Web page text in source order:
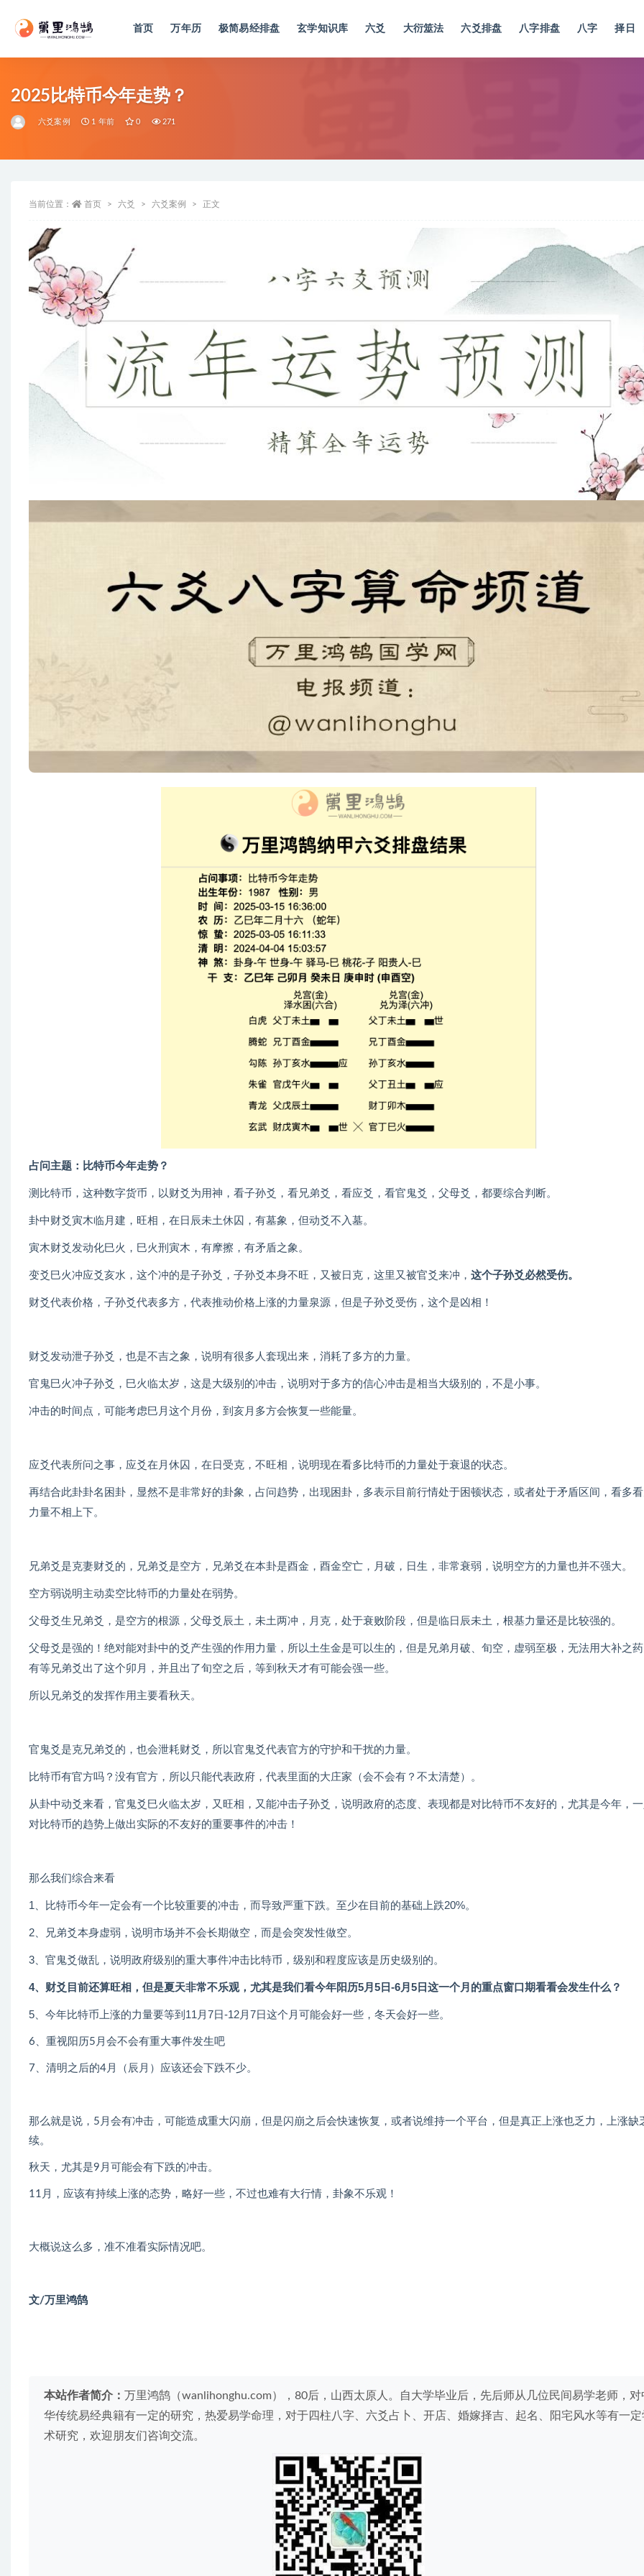
首页 万年历 极简易经排盘 玄学知识库 六爻 大衍筮法 六爻排盘 八字排盘 八字 择日
2025比特币今年走势？
六爻案例 1 年前 0 271
当前位置： 首页 六爻 六爻案例 正文
占问主题：比特币今年走势？
测比特币，这种数字货币，以财爻为用神，看子孙爻，看兄弟爻，看应爻，看官鬼爻，父母爻，都要综合判断。
卦中财爻寅木临月建，旺相，在日辰未土休囚，有墓象，但动爻不入墓。
寅木财爻发动化巳火，巳火刑寅木，有摩擦，有矛盾之象。
变爻巳火冲应爻亥水，这个冲的是子孙爻，子孙爻本身不旺，又被日克，这里又被官爻来冲， 这个子孙爻必然受伤。
财爻代表价格，子孙爻代表多方，代表推动价格上涨的力量泉源，但是子孙爻受伤，这个是凶相！
财爻发动泄子孙爻，也是不吉之象，说明有很多人套现出来，消耗了多方的力量。
官鬼巳火冲子孙爻，巳火临太岁，这是大级别的冲击，说明对于多方的信心冲击是相当大级别的，不是小事。
冲击的时间点，可能考虑巳月这个月份，到亥月多方会恢复一些能量。
应爻代表所问之事，应爻在月休囚，在日受克，不旺相，说明现在看多比特币的力量处于衰退的状态。
再结合此卦卦名困卦，显然不是非常好的卦象，占问趋势，出现困卦，多表示目前行情处于困顿状态，或者处于矛盾区间，看多
力量不相上下。
兄弟爻是克妻财爻的，兄弟爻是空方，兄弟爻在本卦是酉金，酉金空亡，月破，日生，非常衰弱，说明空方的力量也并不强大。
空方弱说明主动卖空比特币的力量处在弱势。
父母爻生兄弟爻，是空方的根源，父母爻辰土，未土两冲，月克，处于衰败阶段，但是临日辰未土，根基力量还是比较强的。
父母爻是强的！绝对能对卦中的爻产生强的作用力量，所以土生金是可以生的，但是兄弟月破、旬空，虚弱至极，无法用大补之
有等兄弟爻出了这个卯月，并且出了旬空之后，等到秋天才有可能会强一些。
所以兄弟爻的发挥作用主要看秋天。
官鬼爻是克兄弟爻的，也会泄耗财爻，所以官鬼爻代表官方的守护和干扰的力量。
比特币有官方吗？没有官方，所以只能代表政府，代表里面的大庄家（会不会有？不太清楚）。
从卦中动爻来看，官鬼爻巳火临太岁，又旺相，又能冲击子孙爻，说明政府的态度、表现都是对比特币不友好的，尤其是今年，
对比特币的趋势上做出实际的不友好的重要事件的冲击！
那么我们综合来看
1、比特币今年一定会有一个比较重要的冲击，而导致严重下跌。至少在目前的基础上跌20%。
2、兄弟爻本身虚弱，说明市场并不会长期做空，而是会突发性做空。
3、官鬼爻做乱，说明政府级别的重大事件冲击比特币，级别和程度应该是历史级别的。
4、财爻目前还算旺相，但是夏天非常不乐观，尤其是我们看今年阳历5月5日-6月5日这一个月的重点窗口期看看会发生什么？
5、今年比特币上涨的力量要等到11月7日-12月7日这个月可能会好一些，冬天会好一些。
6、重视阳历5月会不会有重大事件发生吧
7、清明之后的4月（辰月）应该还会下跌不少。
那么就是说，5月会有冲击，可能造成重大闪崩，但是闪崩之后会快速恢复，或者说维持一个平台，但是真正上涨也乏力，上涨缺
续。
秋天，尤其是9月可能会有下跌的冲击。
11月，应该有持续上涨的态势，略好一些，不过也难有大行情，卦象不乐观！
大概说这么多，准不准看实际情况吧。
文/万里鸿鹄
本站作者简介： 万里鸿鹄（wanlihonghu.com），80后，山西太原人。自大学毕业后，先后师从几位民间易学老师，对
华传统易经典籍有一定的研究，热爱易学命理，对于四柱八字、六爻占卜、开店、婚嫁择吉、起名、阳宅风水等有一定
术研究，欢迎朋友们咨询交流。